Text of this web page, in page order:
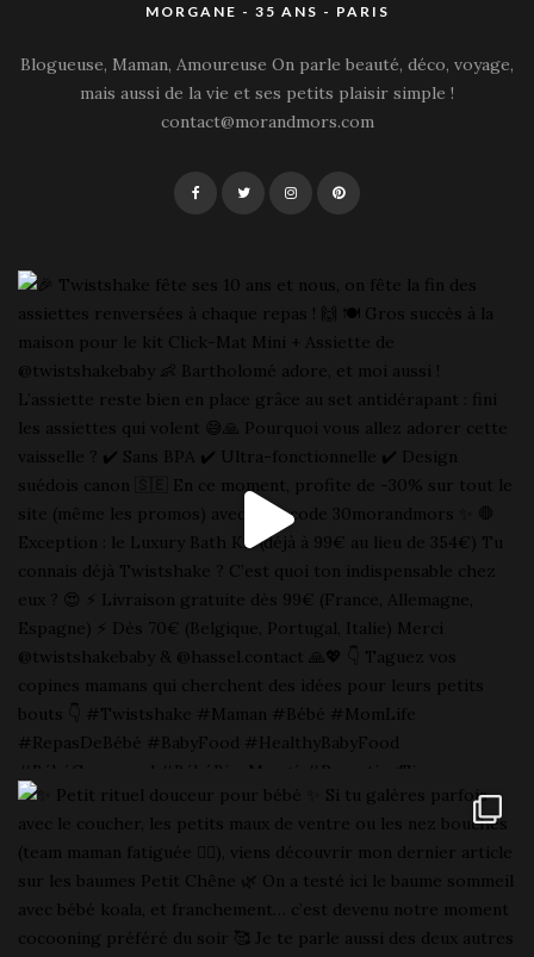
MORGANE - 35 ANS - PARIS
Blogueuse, Maman, Amoureuse On parle beauté, déco, voyage,
mais aussi de la vie et ses petits plaisir simple !
contact@morandmors.com